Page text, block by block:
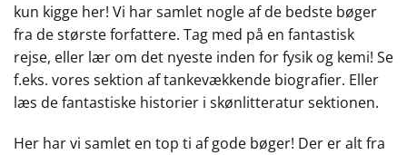
kun kigge her! Vi har samlet nogle af de bedste bøger
fra de største forfattere. Tag med på en fantastisk
rejse, eller lær om det nyeste inden for fysik og kemi! Se
f.eks. vores sektion af tankevækkende biografier. Eller
læs de fantastiske historier i skønlitteratur sektionen.
Her har vi samlet en top ti af gode bøger! Der er alt fra